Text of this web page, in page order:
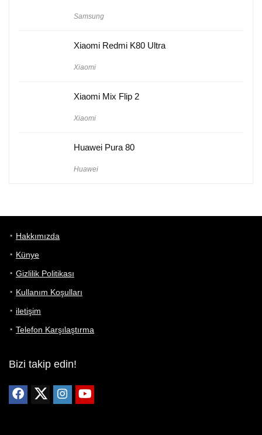
Samsung
Xiaomi Redmi K80 Ultra
Xiaomi
Xiaomi Mix Flip 2
Xiaomi
Huawei Pura 80
Huawei
Hakkımızda
Künye
Gizlilik Politikası
Kullanım Koşulları
iletişim
Telefon Karşılaştırma
Bizi takip edin!